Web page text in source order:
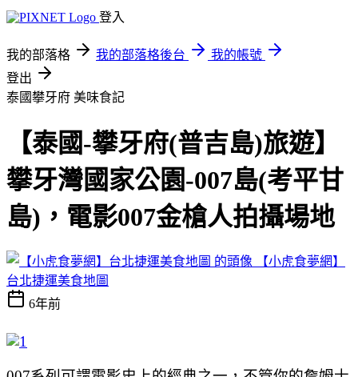
登入
我的部落格 我的部落格後台
我的帳號
登出
泰國攀牙府 美味食記
【泰國-攀牙府(普吉島)旅遊】
攀牙灣國家公園-007島(考平甘
島)，電影007金槍人拍攝場地
【小虎食夢網】
台北捷運美食地圖
6年前